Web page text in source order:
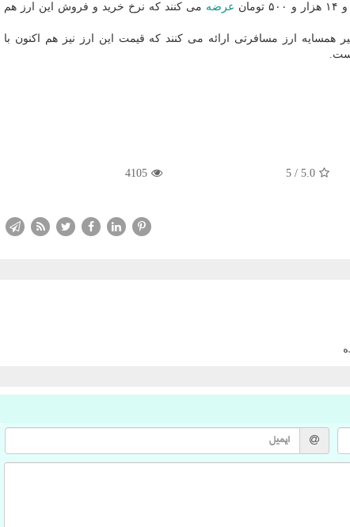
عرضه می كنند كه نرخ خرید و فروش این ارز هم
مسافران كشورهای غیر همسایه ارز مسافرتی ارائه می كنند كه قیمت این ارز نیز هم اكنون با
5.0
/
5
4105